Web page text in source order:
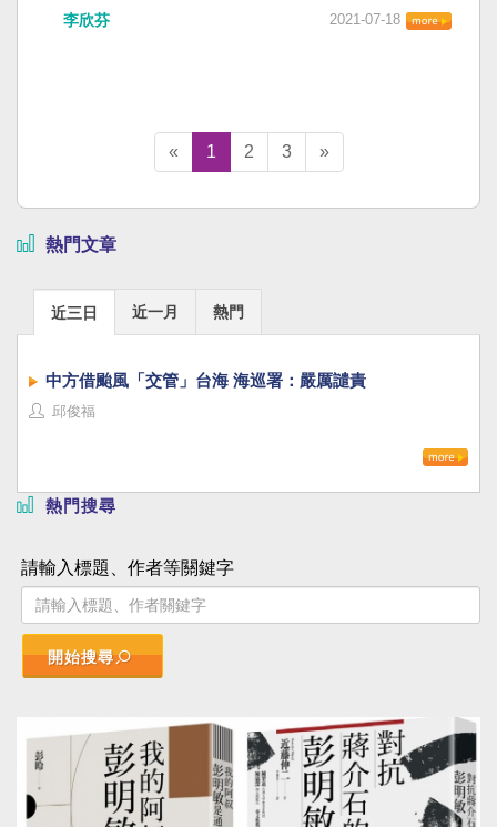
李欣芬 2021-07-18
« 1 2 3 »
熱門文章
近三日 近一月 熱門
中方借颱風「交管」台海 海巡署：嚴厲譴責
邱俊福
熱門搜尋
請輸入標題、作者等關鍵字
開始搜尋